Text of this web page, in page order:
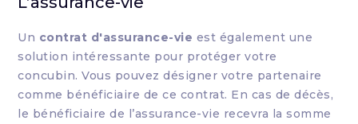
Un contrat d'assurance-vie est également une
solution intéressante pour protéger votre
concubin. Vous pouvez désigner votre partenaire
comme bénéficiaire de ce contrat. En cas de décès,
le bénéficiaire de l’assurance-vie recevra la somme